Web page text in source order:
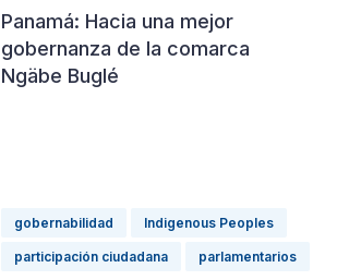
Panamá: Hacia una mejor
gobernanza de la comarca
Ngäbe Buglé
gobernabilidad Indigenous Peoples
participación ciudadana parlamentarios